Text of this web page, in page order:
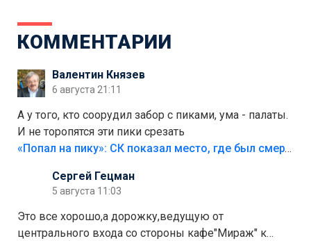
КОММЕНТАРИИ
Валентин Князев
6 августа 21:11
А у того, кто соорудил забор с пиками, ума - палаты.
И не торопятся эти пики срезать
«Попал на пику»: СК показал место, где был смертельно травмирован ребенок в Тольятти
Сергей Гецман
5 августа 11:03
Это все хорошо,а дорожку,ведущую от
центрального входа со стороны кафе"Мираж" к